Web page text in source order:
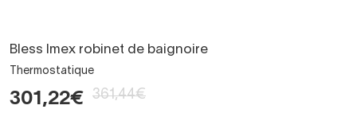
Bless Imex robinet de baignoire
Thermostatique
301,22€ 361,44€